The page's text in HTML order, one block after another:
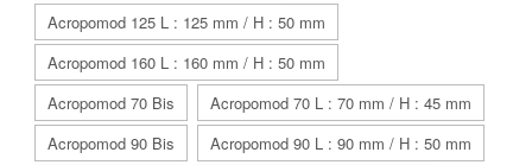
Acropomod 125 L : 125 mm / H : 50 mm
Acropomod 160 L : 160 mm / H : 50 mm
Acropomod 70 Bis
Acropomod 70 L : 70 mm / H : 45 mm
Acropomod 90 Bis
Acropomod 90 L : 90 mm / H : 50 mm